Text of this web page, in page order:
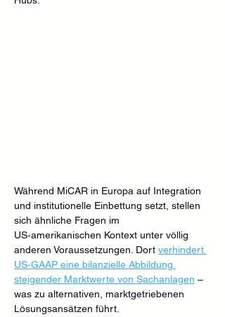
Während MiCAR in Europa auf Integration
und institutionelle Einbettung setzt, stellen
sich ähnliche Fragen im
US‑amerikanischen Kontext unter völlig
anderen Voraussetzungen. Dort verhindert
US‑GAAP eine bilanzielle Abbildung
steigender Marktwerte von Sachanlagen –
was zu alternativen, marktgetriebenen
Lösungsansätzen führt.